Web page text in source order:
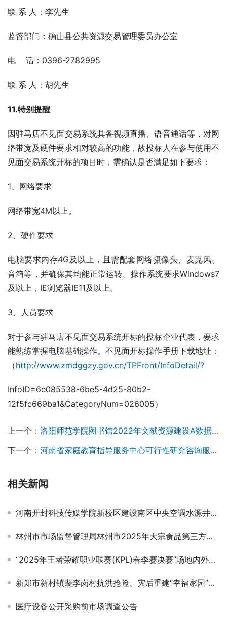
联 系 人：李先生
监督部门：确山县公共资源交易管理委员办公室
电    话：0396-2782995
联 系 人：胡先生
11.特别提醒
因驻马店不见面交易系统具备视频直播、语音通话等，对网
络带宽及硬件要求相对较高的功能，故投标人在参与使用不
见面交易系统开标的项目时，需确认是否满足如下要求：
1、网络要求
网络带宽4M以上。
2、硬件要求
电脑要求内存4G及以上，且需配套网络摄像头、麦克风、
音箱等，并确保其均能正常运转。操作系统要求Windows7
及以上，IE浏览器IE11及以上。
3、人员要求
对于参与驻马店不见面交易系统开标的投标企业代表，要求
能熟练掌握电脑基础操作。不见面开标操作手册下载地址：
（http://www.zmdggzy.gov.cn/TPFront/InfoDetail/?
InfoID=6e085538-6be5-4d25-80b2-
12f5fc669ba1&CategoryNum=026005）
上一个： 洛阳师范学院图书馆2022年文献资源建设A数据库项目单一来源采购邀请函
下一个： 河南省家庭教育指导服务中心可行性研究咨询服务项目竞争性磋商公告￼￼
相关新闻
河南开封科技传媒学院新校区建设南区中央空调水源井工程监理服务项目竞争性磋商公告
林州市市场监督管理局林州市2025年大宗食品第三方抽检项目中标公告
“2025年王者荣耀职业联赛(KPL)春季赛决赛”场地内外围合服务项目结果公告
新郑市新村镇裴李岗村抗洪抢险、灾后重建“幸福家园”基础工程 招标公告
医疗设备公开采购前市场调查公告